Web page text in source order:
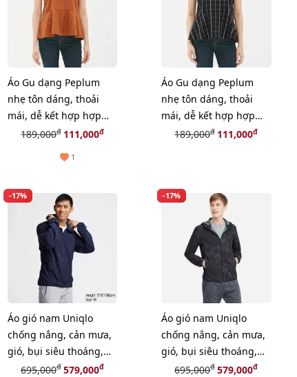
Áo Gu dạng Peplum
nhẹ tôn dáng, thoải
mái, dễ kết hợp hợp
đồ, ORANGE, size S
189,000đ111,000đ
1
Áo Gu dạng Peplum
nhẹ tôn dáng, thoải
mái, dễ kết hợp hợp
đồ, BLACK, size M
189,000đ111,000đ
-17%
Áo gió nam Uniqlo
chống nắng, cản mưa,
gió, bụi siêu thoáng,
#Blue size M
695,000đ579,000đ
-17%
Áo gió nam Uniqlo
chống nắng, cản mưa,
gió, bụi siêu thoáng,
#09 Black size M
695,000đ579,000đ